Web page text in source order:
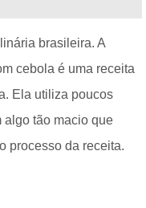
brasileira. A
cebola é uma receita
Ela utiliza poucos
algo tão macio que
processo da receita.